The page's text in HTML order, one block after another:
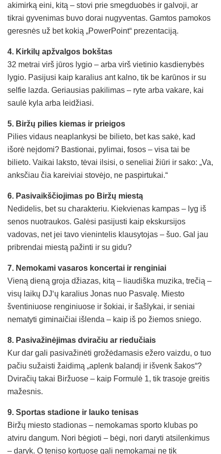
akimirką eini, kitą – stovi prie smegduobės ir galvoji, ar
tikrai gyvenimas buvo dorai nugyventas. Gamtos pamokos
geresnės už bet kokią „PowerPoint“ prezentaciją.
4. Kirkilų apžvalgos bokštas
32 metrai virš jūros lygio – arba virš vietinio kasdienybės
lygio. Pasijusi kaip karalius ant kalno, tik be karūnos ir su
selfie lazda. Geriausias pakilimas – ryte arba vakare, kai
saulė kyla arba leidžiasi.
5. Biržų pilies kiemas ir prieigos
Pilies vidaus neaplankysi be bilieto, bet kas sakė, kad
išorė neįdomi? Bastionai, pylimai, fosos – visa tai be
bilieto. Vaikai laksto, tėvai ilsisi, o seneliai žiūri ir sako: „Va,
anksčiau čia kareiviai stovėjo, ne paspirtukai.“
6. Pasivaikščiojimas po Biržų miestą
Nedidelis, bet su charakteriu. Kiekvienas kampas – lyg iš
senos nuotraukos. Galėsi pasijusti kaip ekskursijos
vadovas, net jei tavo vienintelis klausytojas – šuo. Gal jau
pribrendai miestą pažinti ir su gidu?
7. Nemokami vasaros koncertai ir renginiai
Vieną dieną groja džiazas, kitą – liaudiška muzika, trečią –
visų laikų DJ‘ų karalius Jonas nuo Pasvalę. Miesto
šventiniuose renginiuose ir šokiai, ir šašlykai, ir seniai
nematyti giminaičiai išlenda – kaip iš po žiemos sniego.
8. Pasivažinėjimas dviračiu ar riedučiais
Kur dar gali pasivažinėti grožėdamasis ežero vaizdu, o tuo
pačiu sužaisti žaidimą „aplenk balandį ir išvenk šakos“?
Dviračių takai Biržuose – kaip Formulė 1, tik trasoje greitis
mažesnis.
9. Sportas stadione ir lauko tenisas
Biržų miesto stadionas – nemokamas sporto klubas po
atviru dangum. Nori bėgioti – bėgi, nori daryti atsilenkimus
– daryk. O teniso kortuose gali nemokamai ne tik